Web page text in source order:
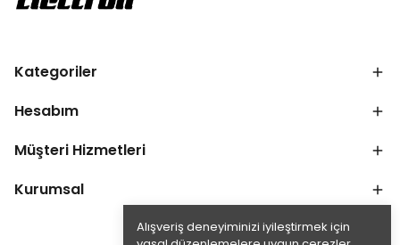
Alışveriş deneyiminizi iyileştirmek için
Kategoriler
Hesabım
Müşteri Hizmetleri
Kurumsal